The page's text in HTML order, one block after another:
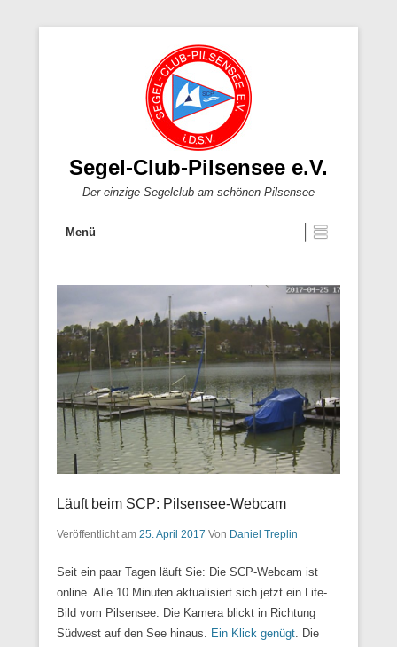
Segel-Club-Pilsensee e.V.
Der einzige Segelclub am schönen Pilsensee
Menü
Läuft beim SCP: Pilsensee-Webcam
Veröffentlicht am 25. April 2017 Von Daniel Treplin
Seit ein paar Tagen läuft Sie: Die SCP-Webcam ist
online. Alle 10 Minuten aktualisiert sich jetzt ein Life-
Bild vom Pilsensee: Die Kamera blickt in Richtung
Südwest auf den See hinaus.
Ein Klick genügt . Die